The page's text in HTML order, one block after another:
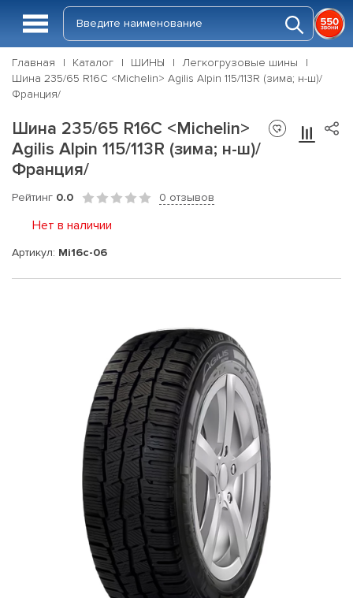
Главная Каталог ШИНЫ
Легкогрузовые шины
Шина 235/65 R16C <Michelin> Agilis Alpin 115/113R (зима; н-ш)/
Франция/
Шина 235/65 R16C <Michelin>
Agilis Alpin 115/113R (зима; н-ш)/
Франция/
Рейтинг 0.0 0 отзывов
Нет в наличии
Артикул: Mi16c-06